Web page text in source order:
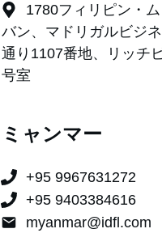
1780フィリピン・
バン、マドリガルビジ
通り1107番地、リッチ
号室
ミャンマー
+95 9967631272
+95
myanmar@idfl.com